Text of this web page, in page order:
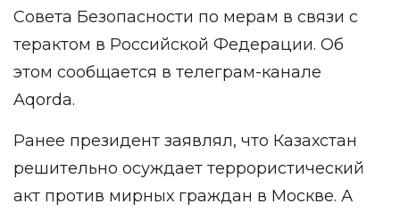
Совета Безопасности по мерам в связи с
терактом в Российской Федерации. Об
этом сообщается в телеграм-канале
Aqorda.
Ранее президент заявлял, что Казахстан
решительно осуждает террористический
акт против мирных граждан в Москве. А